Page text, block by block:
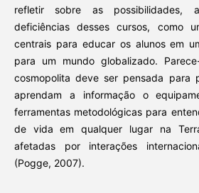
refletir sobre as possibilidades,
deficiências desses cursos, como
centrais para educar os alunos em
para um mundo globalizado.
cosmopolita deve ser pensada para
aprendam a informação o
ferramentas metodológicas para
de vida em qualquer lugar na
afetadas por interações
(Pogge, 2007).